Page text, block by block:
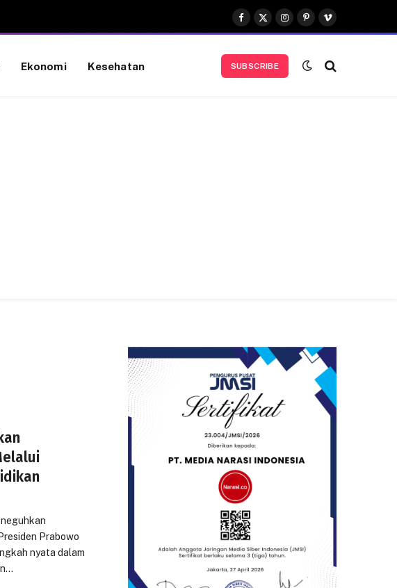
Facebook
X
(Twitter)
Instagram
Pinterest
Vimeo
Ekonomi Kesehatan SUBSCRIBE
Prabowo
nyata dalam